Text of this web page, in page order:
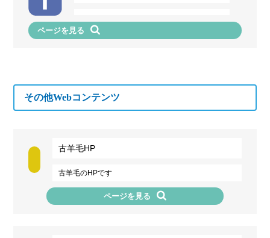
ページを見る
その他Webコンテンツ
古羊毛HP
古羊毛のHPです
ページを見る